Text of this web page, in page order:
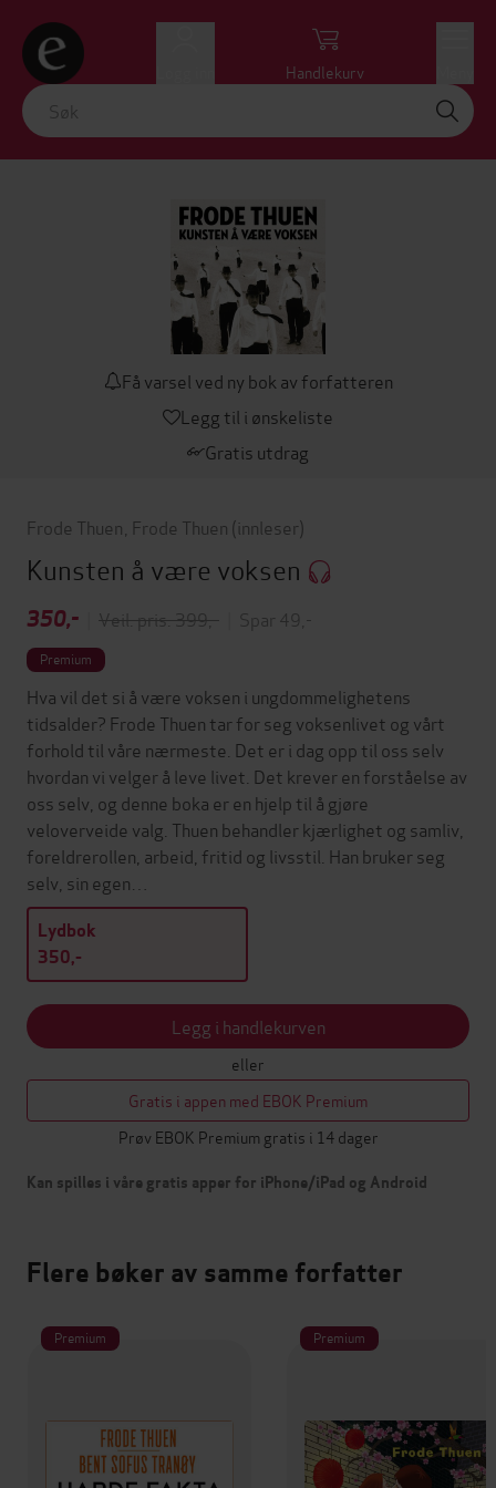
Handlekurv
Få varsel ved ny bok av forfatteren
Legg til i ønskeliste
Gratis utdrag
Frode Thuen Frode Thuen (innleser)
Kunsten å være voksen
350,- Veil. pris: 399,- Spar 49,-
Premium
Hva vil det si å være voksen i ungdommelighetens
tidsalder? Frode Thuen tar for seg voksenlivet og vårt
forhold til våre nærmeste. Det er i dag opp til oss selv
hvordan vi velger å leve livet. Det krever en forståelse av
oss selv, og denne boka er en hjelp til å gjøre
veloverveide valg. Thuen behandler kjærlighet og samliv,
foreldrerollen, arbeid, fritid og livsstil. Han bruker seg
selv, sin egen…
Lydbok
350,-
Legg i handlekurven
eller
Gratis i appen med EBOK Premium
Prøv EBOK Premium gratis i 14 dager
Kan spilles i våre gratis apper for iPhone/iPad og Android
Flere bøker av samme forfatter
Premium Premium